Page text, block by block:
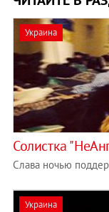
Украина
Солистка
Слава ночью
Украина